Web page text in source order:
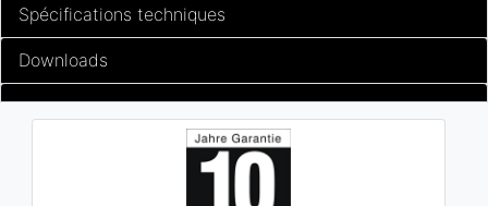
Spécifications techniques
Downloads